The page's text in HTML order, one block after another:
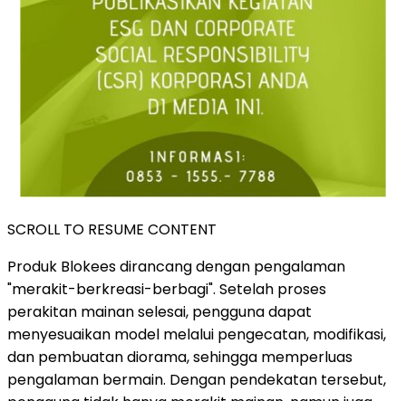
SCROLL TO RESUME CONTENT
Produk Blokees dirancang dengan pengalaman
"merakit-berkreasi-berbagi". Setelah proses
perakitan mainan selesai, pengguna dapat
menyesuaikan model melalui pengecatan, modifikasi,
dan pembuatan diorama, sehingga memperluas
pengalaman bermain. Dengan pendekatan tersebut,